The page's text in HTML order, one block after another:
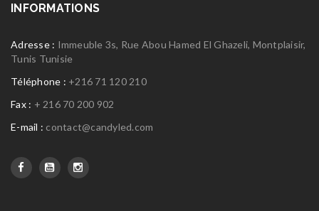
INFORMATIONS
Adresse : Immeuble 3s, Rue Abou Hamed El Ghazeli, Montplaisir,
Tunis Tunisie
Téléphone : +216 71 120 210
Fax : + 216 70 200 902
E-mail : contact@candyled.com